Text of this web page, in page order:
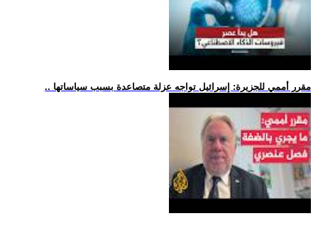
.. مقرر أممي للجزيرة: إسرائيل تواجه عزلة متصاعدة بسبب سياساتها